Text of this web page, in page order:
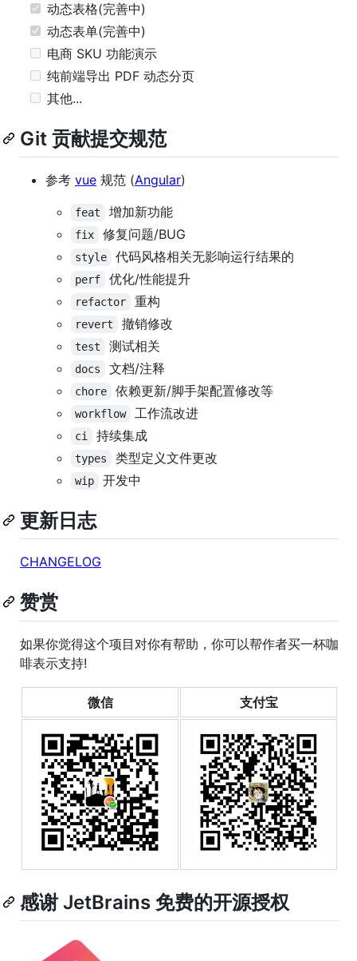
动态表格(完善中)
动态表单(完善中)
电商 SKU 功能演示
纯前端导出 PDF 动态分页
其他...
Git 贡献提交规范
参考 vue 规范 (Angular)
feat 增加新功能
fix 修复问题/BUG
style 代码风格相关无影响运行结果的
perf 优化/性能提升
refactor 重构
revert 撤销修改
test 测试相关
docs 文档/注释
chore 依赖更新/脚手架配置修改等
workflow 工作流改进
ci 持续集成
types 类型定义文件更改
wip 开发中
更新日志
CHANGELOG
赞赏
如果你觉得这个项目对你有帮助，你可以帮作者买一杯咖
啡表示支持!
微信 支付宝
感谢 JetBrains 免费的开源授权